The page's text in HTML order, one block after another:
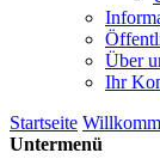
Über
Ihr
Startseite
Untermenü